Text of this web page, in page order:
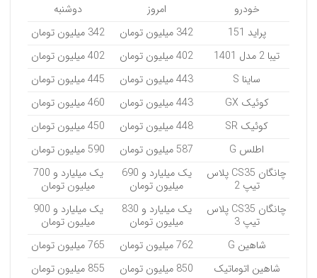
خودرو امروز
دوشنبه
پراید 151
342 میلیون تومان
342 میلیون تومان
تیبا 2 مدل 1401
402 میلیون تومان
402 میلیون تومان
ساینا S
443 میلیون تومان
445 میلیون تومان
کوئیک GX
443 میلیون تومان
460 میلیون تومان
کوئیک SR
448 میلیون تومان
450 میلیون تومان
اطلس G
587 میلیون تومان
590 میلیون تومان
چانگان CS35 پلاس
تیپ 2
یک میلیارد و 690
میلیون تومان
یک میلیارد و 700
میلیون تومان
چانگان CS35 پلاس
تیپ 3
یک میلیارد و 830
میلیون تومان
یک میلیارد و 900
میلیون تومان
شاهین G
762 میلیون تومان
765 میلیون تومان
شاهین اتوماتیک
850 میلیون تومان 855 میلیون تومان